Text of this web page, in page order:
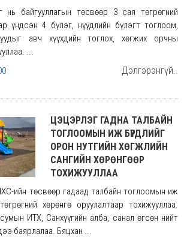
нь байгууллагын төсвөөр 3 сая төгрөгний
үндсэн 4 бүлэг, нүүдлийн бүлэгт тоглоом,
авч хүүхдийн тоглох, хөгжих орчны
...
Дэлгэрэнгүй..
ЦЭЦЭРЛЭГ ГАДНА ТАЛБАЙН
ТОГЛООМЫН ИЖ БҮРДЛИЙГ
ОРОН НУТГИЙН ХӨГЖЛИЙН
САНГИЙН ХӨРӨНГӨӨР
ТОХИЖУУЛЛАА
ийн төсвөөр гадаад талбайн тоглоомын иж
хөрөнгө оруулалтаар тохижууллаа.
ИТХ, Санхүүгийн алба, санал өгсөн нийт
баярлалаа. Бяцхан ...